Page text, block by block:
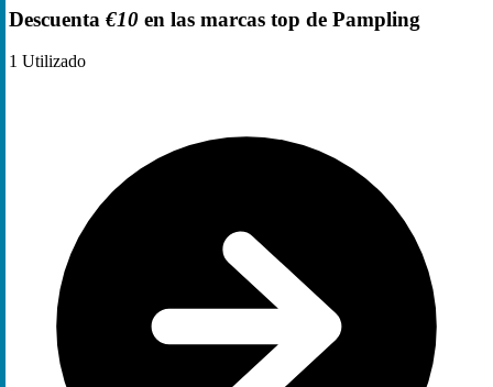
Descuenta €10 en las marcas top de Pampling
1 Utilizado